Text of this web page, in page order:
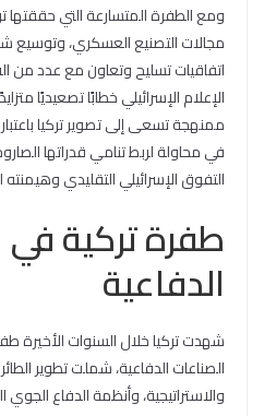
ومع الطفرة المتسارعة التي حققتها
مجالات التصنيع العسكري، وتوسيع
اتفاقيات تسليح وتعاون مع عدد من
الإعلام الإسرائيلي خطابًا تصعيديًا
ممنهجة تسعى إلى تصوير تركيا
في محاولة لربط تنامي قدراتها
التفوق الإسرائيلي التقليدي
طفرة تركية في
الدفاعية
شهدت تركيا خلال السنوات
الصناعات الدفاعية، شملت تطوير
والاستراتيجية، وأنظمة الدفاع الجوي